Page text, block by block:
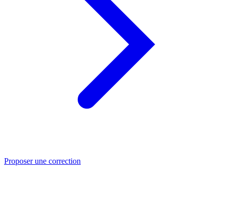
Proposer une correction